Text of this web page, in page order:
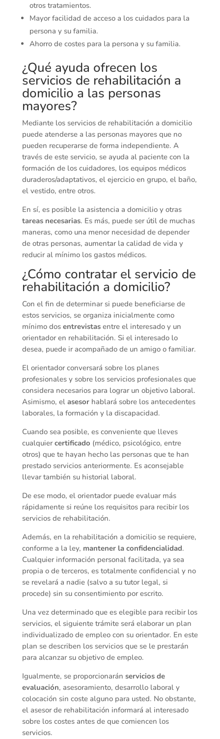
otros tratamientos.
Mayor facilidad de acceso a los cuidados para la
persona y su familia.
Ahorro de costes para la persona y su familia.
¿Qué ayuda ofrecen los
servicios de rehabilitación a
domicilio a las personas
mayores?
Mediante los servicios de rehabilitación a domicilio
puede atenderse a las personas mayores que no
pueden recuperarse de forma independiente. A
través de este servicio, se ayuda al paciente con la
formación de los cuidadores, los equipos médicos
duraderos/adaptativos, el ejercicio en grupo, el baño,
el vestido, entre otros.
En sí, es posible la asistencia a domicilio y otras
tareas necesarias. Es más, puede ser útil de muchas
maneras, como una menor necesidad de depender
de otras personas, aumentar la calidad de vida y
reducir al mínimo los gastos médicos.
¿Cómo contratar el servicio de
rehabilitación a domicilio?
Con el fin de determinar si puede beneficiarse de
estos servicios, se organiza inicialmente como
mínimo dos entrevistas entre el interesado y un
orientador en rehabilitación. Si el interesado lo
desea, puede ir acompañado de un amigo o familiar.
El orientador conversará sobre los planes
profesionales y sobre los servicios profesionales que
considera necesarios para lograr un objetivo laboral.
Asimismo, el asesor hablará sobre los antecedentes
laborales, la formación y la discapacidad.
Cuando sea posible, es conveniente que lleves
cualquiercertificado (médico, psicológico, entre
otros) que te hayan hecho las personas que te han
prestado servicios anteriormente. Es aconsejable
llevar también su historial laboral.
De ese modo, el orientador puede evaluar más
rápidamente si reúne los requisitos para recibir los
servicios de rehabilitación.
Además, en la rehabilitación a domicilio se requiere,
conforme a la ley, mantener la confidencialidad.
Cualquier información personal facilitada, ya sea
propia o de terceros, es totalmente confidencial y no
se revelará a nadie (salvo a su tutor legal, si
procede) sin su consentimiento por escrito.
Una vez determinado que es elegible para recibir los
servicios, el siguiente trámite será elaborar un plan
individualizado de empleo con su orientador. En este
plan se describen los servicios que se le prestarán
para alcanzar su objetivo de empleo.
Igualmente, se proporcionarán servicios de
evaluación, asesoramiento, desarrollo laboral y
colocación sin coste alguno para usted. No obstante,
el asesor de rehabilitación informará al interesado
sobre los costes antes de que comiencen los
servicios.